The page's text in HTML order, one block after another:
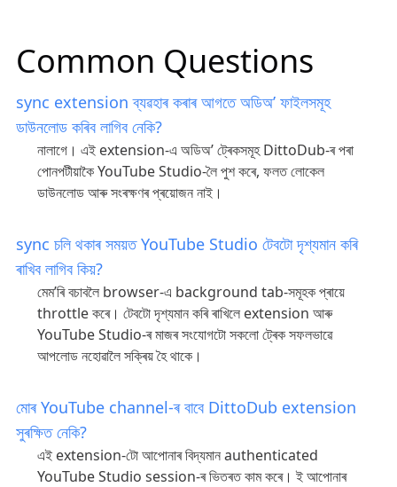
Common Questions
sync extension ব্যৱহাৰ কৰাৰ আগতে অডিঅ’ ফাইলসমূহ
ডাউনলোড কৰিব লাগিব নেকি?
নালাগে। এই extension-এ অডিঅ’ ট্ৰেকসমূহ DittoDub-ৰ পৰা
পোনপটীয়াকৈ YouTube Studio-লৈ পুশ কৰে, ফলত লোকেল
ডাউনলোড আৰু সংৰক্ষণৰ প্ৰয়োজন নাই।
sync চলি থকাৰ সময়ত YouTube Studio টেবটো দৃশ্যমান কৰি
ৰাখিব লাগিব কিয়?
মেম’ৰি বচাবলৈ browser-এ background tab-সমূহক প্ৰায়ে
throttle কৰে। টেবটো দৃশ্যমান কৰি ৰাখিলে extension আৰু
YouTube Studio-ৰ মাজৰ সংযোগটো সকলো ট্ৰেক সফলভাৱে
আপলোড নহোৱালৈ সক্ৰিয় হৈ থাকে।
মোৰ YouTube channel-ৰ বাবে DittoDub extension
সুৰক্ষিত নেকি?
এই extension-টো আপোনাৰ বিদ্যমান authenticated
YouTube Studio session-ৰ ভিতৰত কাম কৰে। ই আপোনাৰ